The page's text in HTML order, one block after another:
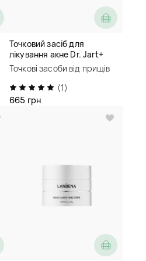
Точковий засіб для
лікування акне Dr. Jart+
Ctrl-A Teatreement Soothing
Spot
Точкові засоби від прищів
(1)
665 грн